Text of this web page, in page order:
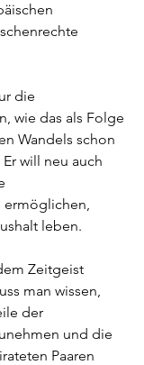
die
wie das als Folge
Wandels schon
will neu auch
ermöglichen,
leben.
Zeitgeist
man wissen,
der
und die
Paaren